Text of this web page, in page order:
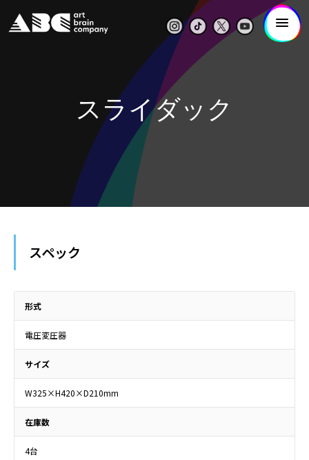
スライダック
スペック
形式
電圧変圧器
サイズ
W325×H420×D210mm
在庫数
4台